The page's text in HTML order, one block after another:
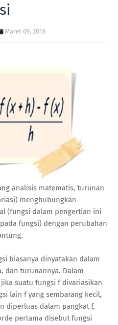
Maret 09, 2018
analisis matematis, turunan
menghubungkan
(fungsi dalam pengertian ini
fungsi) dengan perubahan
biasanya dinyatakan dalam
dan turunannya. Dalam
suatu fungsi f divariasikan
lain f yang sembarang kecil,
diperluas dalam pangkat f,
pertama disebut fungsi